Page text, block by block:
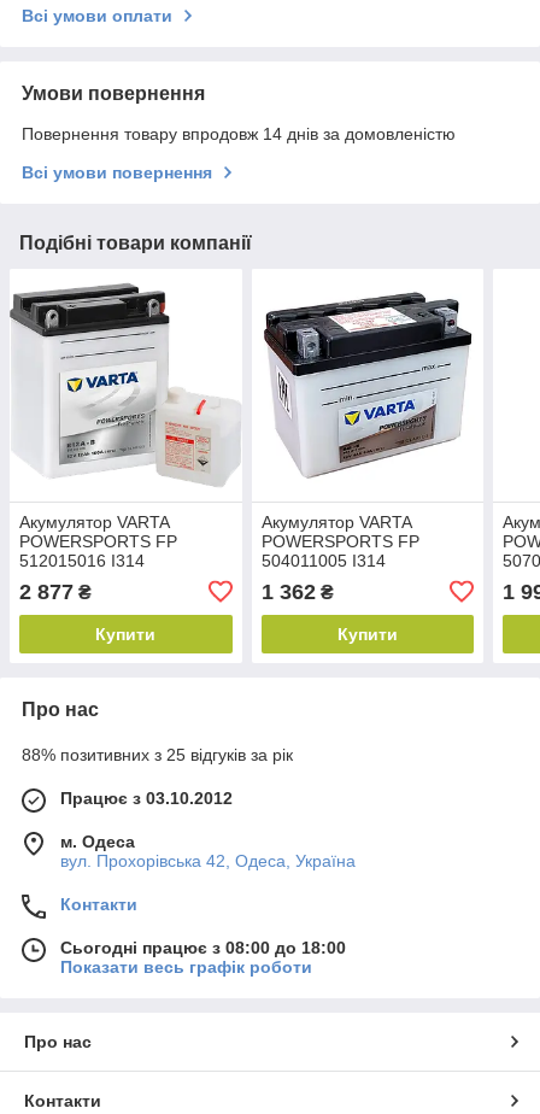
Всі умови оплати
Умови повернення
Повернення товару впродовж 14 днів за домовленістю
Всі умови повернення
Подібні товари компанії
Акумулятор VARTA
POWERSPORTS FP
512015016 I314
2 877 ₴
Купити
Акумулятор VARTA
POWERSPORTS FP
504011005 I314
1 362₴
Купити
1
Про нас
88% позитивних з 25 відгуків за рік
Працює з 03.10.2012
м. Одеса
вул. Прохорівська 42, Одеса, Україна
Контакти
Сьогодні працює з 08:00 до 18:00
Показати весь графік роботи
Про нас
Контакти